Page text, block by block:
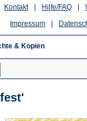
Hilfe/FAQ
Kontakt
Impressum
& Kopien